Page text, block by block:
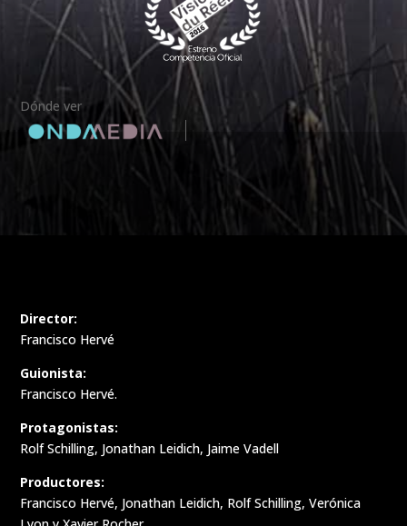
Dónde ver
Director:
Francisco Hervé
Guionista:
Francisco Hervé.
Protagonistas:
Rolf Schilling, Jonathan Leidich, Jaime Vadell
Productores:
Francisco Hervé, Jonathan Leidich, Rolf Schilling, Verónica